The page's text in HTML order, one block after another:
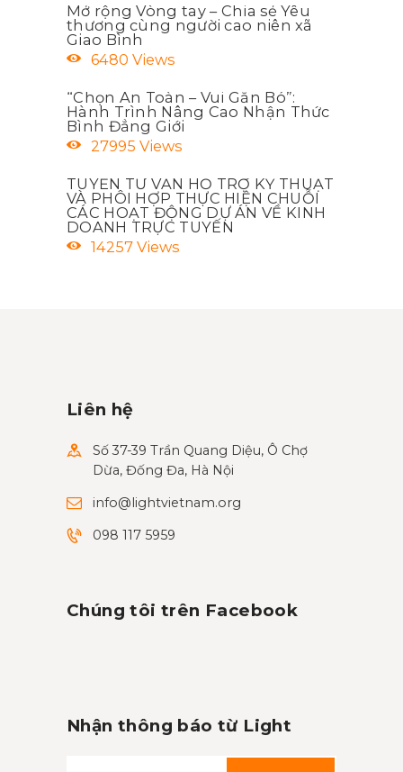
Mở rộng Vòng tay – Chia sẻ Yêu
thương cùng người cao niên xã
Giao Bình
6480 Views
“Chọn An Toàn – Vui Gắn Bó”:
Hành Trình Nâng Cao Nhận Thức
Bình Đẳng Giới
27995 Views
TUYỂN TƯ VẤN HỖ TRỢ KỸ THUẬT
VÀ PHÔI HỢP THỰC HIỆN CHUỖI
CÁC HOẠT ĐỘNG DỰ ÁN VỀ KINH
DOANH TRỰC TUYẾN
14257 Views
Liên hệ
Số 37-39 Trần Quang Diệu, Ô Chợ
Dừa, Đống Đa, Hà Nội
info@lightvietnam.org
098 117 5959
Chúng tôi trên Facebook
Nhận thông báo từ Light